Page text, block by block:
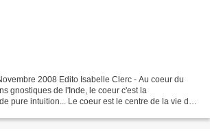
2008 Edito Isabelle Clerc - Au coeur du
gnostiques de l'Inde, le coeur c'est la
pure intuition... Le coeur est le centre de la vie du